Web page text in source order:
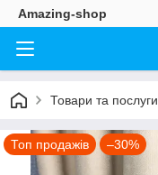
Amazing-shop
Товари та послуги
Топ продажів –30%